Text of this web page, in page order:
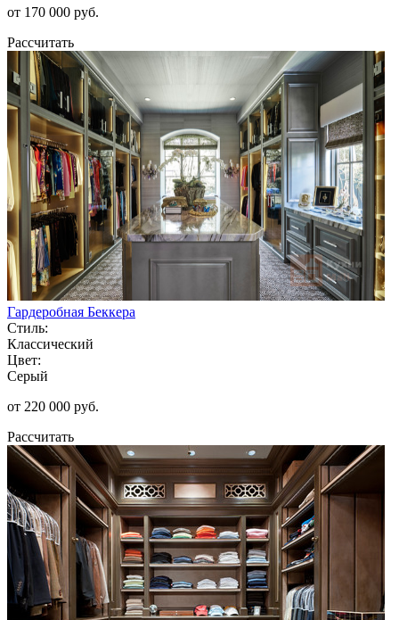
от 170 000 руб.
Рассчитать
Гардеробная Беккера
Стиль:
Классический
Цвет:
Серый
от 220 000 руб.
Рассчитать